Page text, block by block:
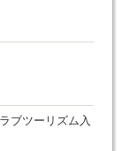
ブツーリズム入